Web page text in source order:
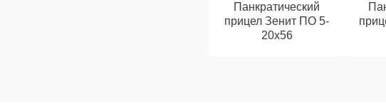
Панкратический
прицел Зенит ПO 5-
20x56